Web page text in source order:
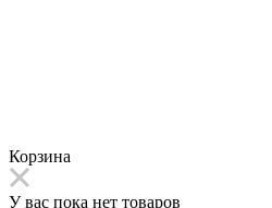
Корзина
У вас пока нет товаров